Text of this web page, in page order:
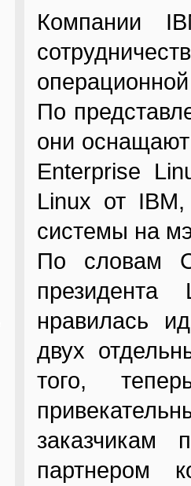
Компании
По
они оснащают
Enterprise
Linux от
системы на
По словам
нравилась
двух
того,
заказчикам
партнером